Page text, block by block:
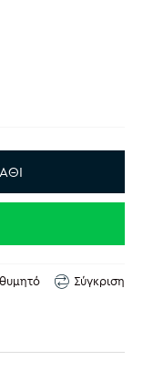
Σύγκριση